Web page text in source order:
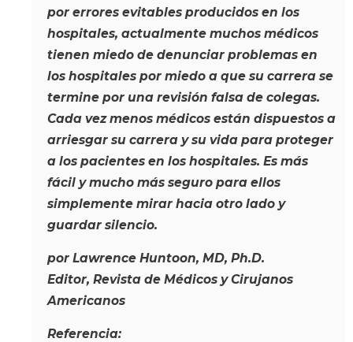
por errores evitables producidos en los
hospitales, actualmente muchos médicos
tienen miedo de denunciar problemas en
los hospitales por miedo a que su carrera se
termine por una revisión falsa de colegas.
Cada vez menos médicos están dispuestos a
arriesgar su carrera y su vida para proteger
a los pacientes en los hospitales. Es más
fácil y mucho más seguro para ellos
simplemente mirar hacia otro lado y
guardar silencio.
por Lawrence Huntoon, MD, Ph.D.
Editor, Revista de Médicos y Cirujanos
Americanos
Referencia: